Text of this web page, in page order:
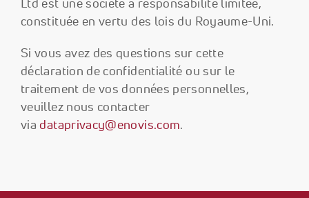
constituée en vertu des lois du Royaume-Uni.
Si vous avez des questions sur cette
déclaration de confidentialité ou sur le
traitement de vos données personnelles,
veuillez nous contacter
via dataprivacy@enovis.com.